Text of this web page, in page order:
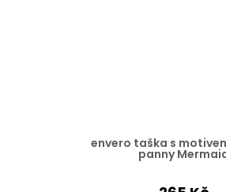
envero taška s
panny